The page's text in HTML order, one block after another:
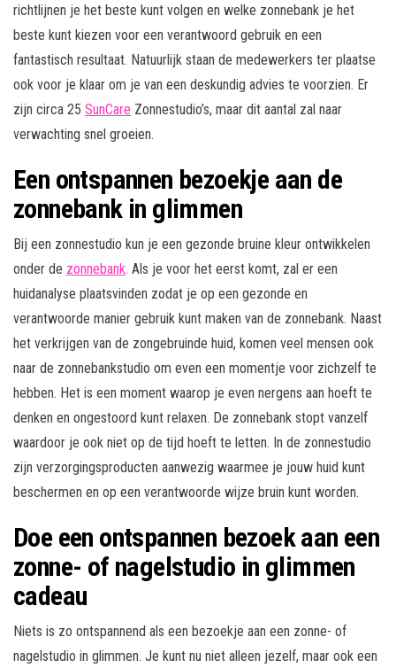
richtlijnen je het beste kunt volgen en welke zonnebank je het
beste kunt kiezen voor een verantwoord gebruik en een
fantastisch resultaat. Natuurlijk staan de medewerkers ter plaatse
ook voor je klaar om je van een deskundig advies te voorzien. Er
zijn circa 25 SunCare Zonnestudio’s, maar dit aantal zal naar
verwachting snel groeien.
Een ontspannen bezoekje aan de
zonnebank in glimmen
Bij een zonnestudio kun je een gezonde bruine kleur ontwikkelen
onder de zonnebank. Als je voor het eerst komt, zal er een
huidanalyse plaatsvinden zodat je op een gezonde en
verantwoorde manier gebruik kunt maken van de zonnebank. Naast
het verkrijgen van de zongebruinde huid, komen veel mensen ook
naar de zonnebankstudio om even een momentje voor zichzelf te
hebben. Het is een moment waarop je even nergens aan hoeft te
denken en ongestoord kunt relaxen. De zonnebank stopt vanzelf
waardoor je ook niet op de tijd hoeft te letten. In de zonnestudio
zijn verzorgingsproducten aanwezig waarmee je jouw huid kunt
beschermen en op een verantwoorde wijze bruin kunt worden.
Doe een ontspannen bezoek aan een
zonne- of nagelstudio in glimmen
cadeau
Niets is zo ontspannend als een bezoekje aan een zonne- of
nagelstudio in glimmen. Je kunt nu niet alleen jezelf, maar ook een